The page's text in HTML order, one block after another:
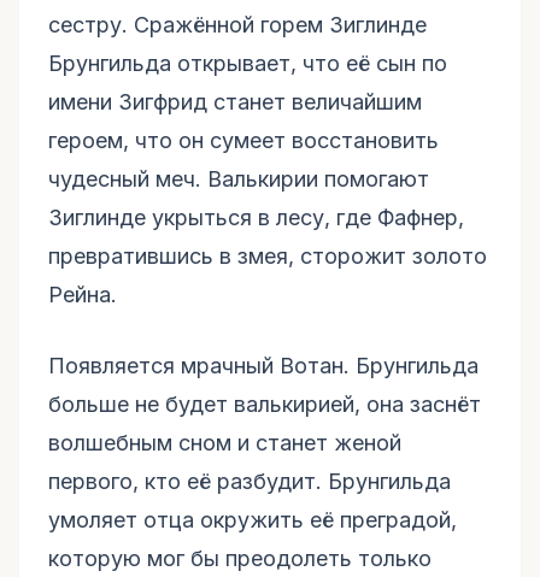
сестру. Сражённой горем Зиглинде
Брунгильда открывает, что её сын по
имени Зигфрид станет величайшим
героем, что он сумеет восстановить
чудесный меч. Валькирии помогают
Зиглинде укрыться в лесу, где Фафнер,
превратившись в змея, сторожит золото
Рейна.
Появляется мрачный Вотан. Брунгильда
больше не будет валькирией, она заснёт
волшебным сном и станет женой
первого, кто её разбудит. Брунгильда
умоляет отца окружить её преградой,
которую мог бы преодолеть только